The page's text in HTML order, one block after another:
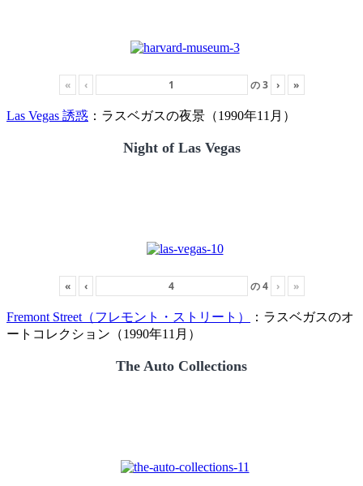
« ‹ の3 › »
Las Vegas 誘惑 ：ラスベガスの夜景（1990年11月）
Night of Las Vegas
« ‹ の4 › »
Fremont Street（フレモント・ストリート）
：ラスベガスのオ
ートコレクション（1990年11月）
The Auto Collections